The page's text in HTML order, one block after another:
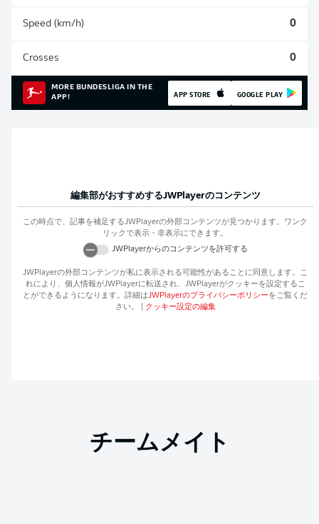
Speed (km/h) 0
Crosses 0
MORE BUNDESLIGA IN THE
APP!
APP STORE GOOGLE PLAY
編集部がおすすめするJWPlayerのコンテンツ
この時点で、記事を補足するJWPlayerの外部コンテンツが見つかります。ワンク
リックで表示・非表示にできます。
JWPlayerからのコンテンツを許可する
JWPlayerの外部コンテンツが私に表示される可能性があることに同意します。こ
れにより、個人情報がJWPlayerに転送され、 JWPlayerがクッキーを設定するこ
とができるようになります。詳細はJWPlayerのプライバシーポリシーをご覧くだ
さい。
クッキー設定の編集
チームメイト